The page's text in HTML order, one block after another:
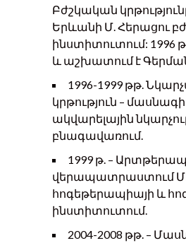
Բժշկական
Երևանի Մ. Հերացու
ինստիտուտում: 1996
և աշխատում է
1996-1999 թթ.
կրթություն –
ակվարելային
բնագավառում.
1999 թ. –
վերապատրաստում
հոգեթերապիայի և
ինստիտուտում.
2004-2008 թթ. –